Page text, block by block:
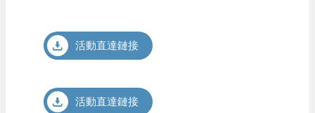
活動直達鏈接
活動直達鏈接